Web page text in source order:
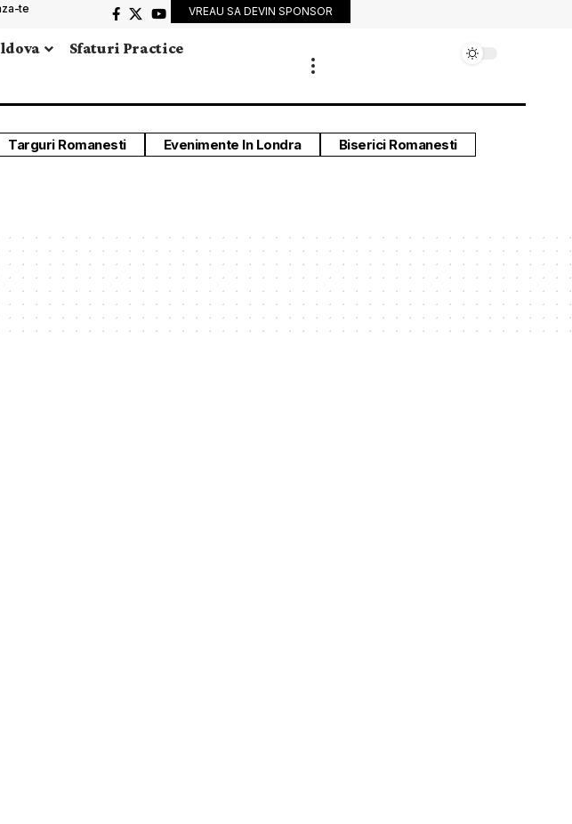
te VREAU SA DEVIN SPONSOR
Sfaturi Practice
Biserici Romanesti
Evenimente In Londra
Targuri Romanesti